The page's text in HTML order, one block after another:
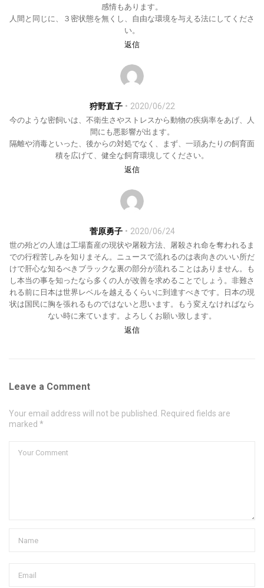
感情もあります。
人間と同じに、３密状態を無くし、自由な環境を与える法にしてくださ
い。
返信
狩野直子 2020/06/22
今のような密飼いは、不衛生さやストレスから動物の疾病率をあげ、人
間にも悪影響が出ます。
隔離や消毒といった、後からの対処でなく、まず、一頭あたりの飼育面
積を広げて、健全な飼育環境してください。
返信
菅原勇子 2020/06/24
世の殆どの人達は工場畜産の現状や屠殺方法、屠殺され命を奪われるま
での行程苦しみを知りまそん。ニュースで流れるのは表向きのいい所だ
けで肝心な知るべきブラックな裏の部分が流れることはありません。も
し本当の事を知ったなら多くの人が改善を求めることでしょう。非難さ
れる前に日本は世界レベルを越えるくらいに到達すべきです。日本の現
状は国民に胸を張れるものではないと思います。もう変えなければなら
ない時に来ています。よろしくお願い致します。
返信
Leave a Comment
Your email address will not be published. Required fields are
marked *